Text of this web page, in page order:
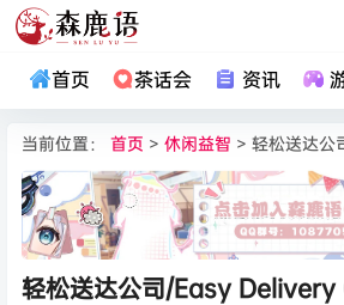
首页 茶话会 资讯
当前位置： 首页 > 休闲益智 > 轻松送达
轻松送达公司/Easy Delivery